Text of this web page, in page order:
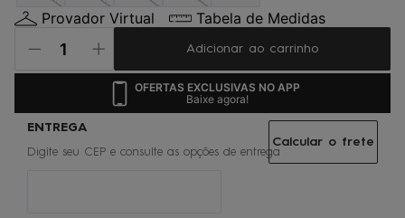
Provador Virtual
Tabela de Medidas
Adicionar ao carrinho
OFERTAS EXCLUSIVAS NO APP
Baixe agora!
Calcular o frete